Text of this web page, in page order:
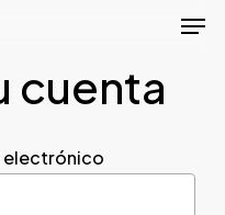
cuenta
electrónico